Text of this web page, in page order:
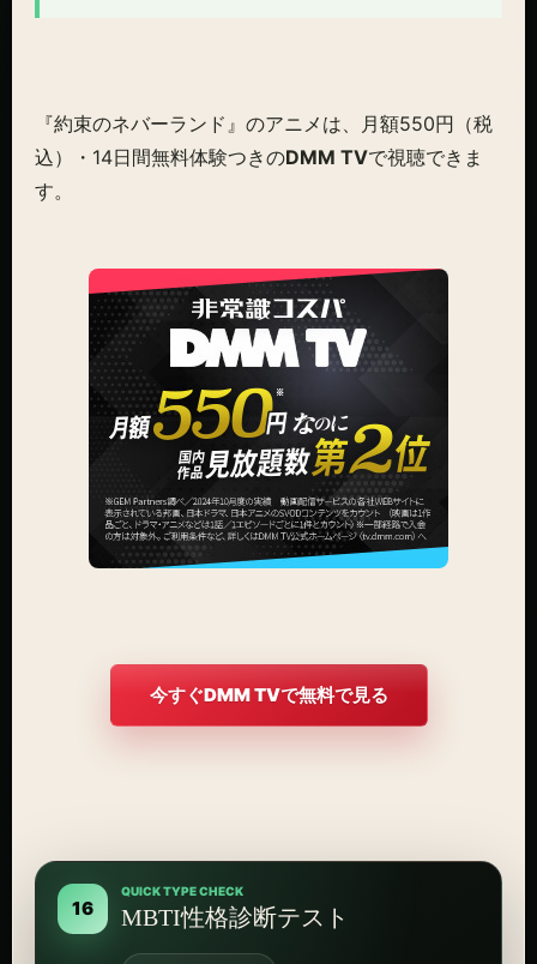
『約束のネバーランド』のアニメは、月額550円（税
込）・14日間無料体験つきのDMM TVで視聴できま
す。
今すぐDMM TVで無料で見る
16
QUICK TYPE CHECK
MBTI性格診断テスト